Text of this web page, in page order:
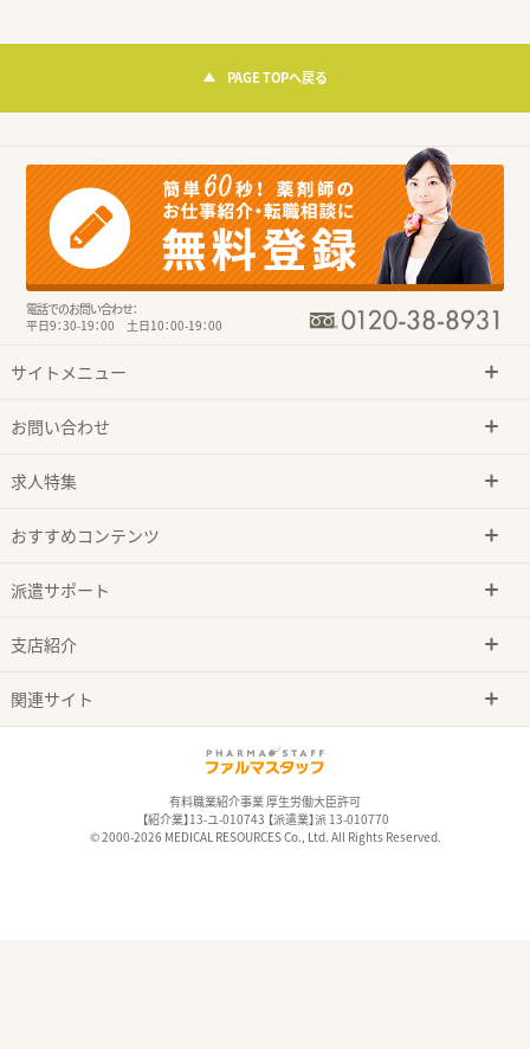
PAGE TOPへ戻る
電話でのお問い合わせ：
平日9：30-19：00 土日10：00-19：00
サイトメニュー
お問い合わせ
求人特集
おすすめコンテンツ
派遣サポート
支店紹介
関連サイト
有料職業紹介事業 厚生労働大臣許可
【紹介業】13-ユ-010743 【派遣業】派 13-010770
© 2000-2026 MEDICAL RESOURCES Co., Ltd. All Rights Reserved.